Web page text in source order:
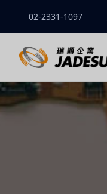
02-2331-1097